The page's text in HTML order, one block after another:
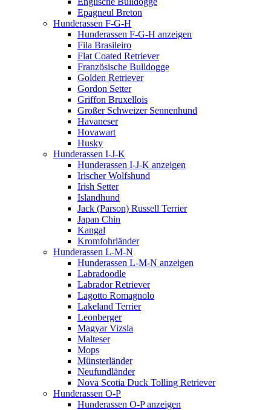
Epagneul Breton
Hunderassen F-G-H
Hunderassen F-G-H anzeigen
Fila Brasileiro
Flat Coated Retriever
Französische Bulldogge
Golden Retriever
Gordon Setter
Griffon Bruxellois
Großer Schweizer Sennenhund
Havaneser
Hovawart
Husky
Hunderassen I-J-K
Hunderassen I-J-K anzeigen
Irischer Wolfshund
Irish Setter
Islandhund
Jack (Parson) Russell Terrier
Japan Chin
Kangal
Kromfohrländer
Hunderassen L-M-N
Hunderassen L-M-N anzeigen
Labradoodle
Labrador Retriever
Lagotto Romagnolo
Lakeland Terrier
Leonberger
Magyar Vizsla
Malteser
Mops
Münsterländer
Neufundländer
Nova Scotia Duck Tolling Retriever
Hunderassen O-P
Hunderassen O-P anzeigen